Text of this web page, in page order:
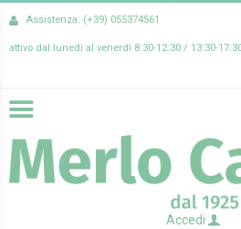
Assistenza: (+39) 055374561
attivo dal lunedì al venerdì 8:30-12:30 / 13:30-
Accedi